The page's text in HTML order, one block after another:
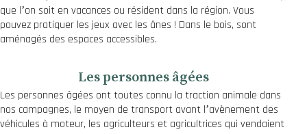
que lʼon soit en vacances ou résident dans la région. Vous
pouvez pratiquer les jeux avec les ânes ! Dans le bois, sont
aménagés des espaces accessibles.
Les personnes âgées
Les personnes âgées ont toutes connu la traction animale dans
nos campagnes, le moyen de transport avant lʼavènement des
véhicules à moteur, les agriculteurs et agricultrices qui vendaient